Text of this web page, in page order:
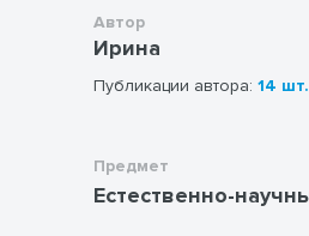
Автор
Ирина
Публикации автора: 14 шт.
Предмет
Естественно-